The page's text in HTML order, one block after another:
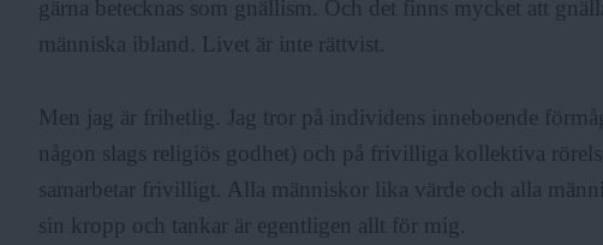
F
r
i
gärna betecknas som gnällism. Och det finns mycket att
människa ibland. Livet är inte rättvist.
Men jag är frihetlig. Jag tror på individens inneboende
någon slags religiös godhet) och på frivilliga kollektiva
samarbetar frivilligt. Alla människor lika värde och alla
sin kropp och tankar är egentligen allt för mig.